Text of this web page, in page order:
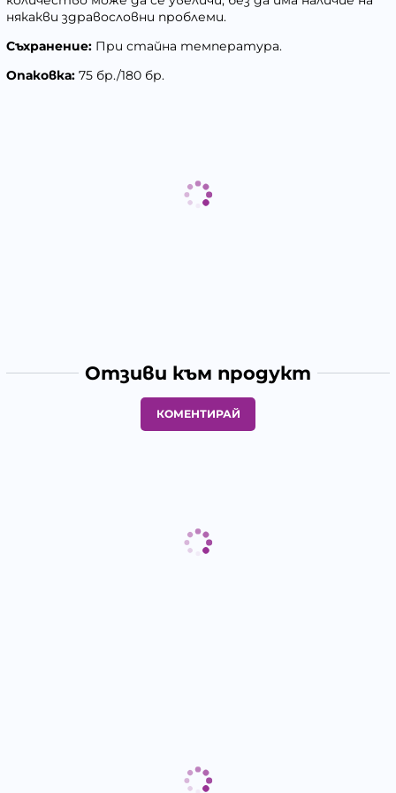
някакви здравословни проблеми.
Съхранение: При стайна температура.
Опаковка: 75 бр./180 бр.
Отзиви към продукт
КОМЕНТИРАЙ